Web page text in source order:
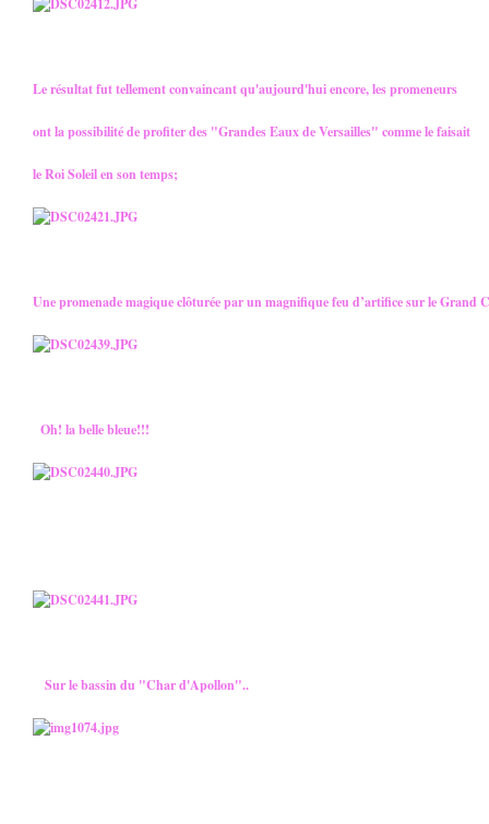
Le résultat fut tellement convaincant qu'aujourd'hui encore, les promeneurs
ont la possibilité de profiter des "Grandes Eaux de Versailles" comme le faisait
le Roi Soleil en son temps;
Une promenade magique clôturée par un magnifique feu d’artifice sur le Grand
Oh! la belle bleue!!!
Sur le bassin du "Char d'Apollon"..